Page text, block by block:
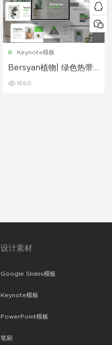
Keynote模板
Bersyan植物| 绿色热带
结PPT模板
1660
设计素材
Google Slides模板
Keynote模板
PowerPoint模板
笔刷